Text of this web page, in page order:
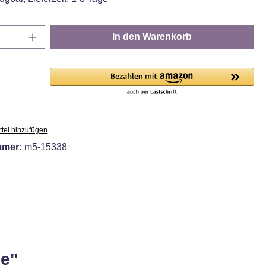
Anzahl: Gib den gewünschten Wert ein
In den Warenkorb
hinzufügen
m5-15338